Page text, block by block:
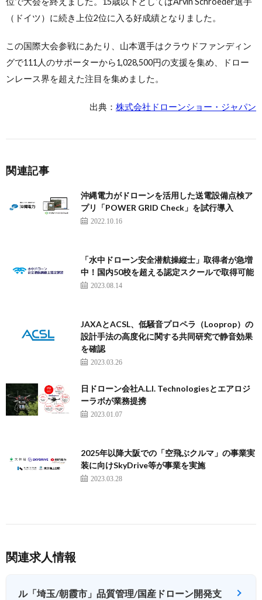
（ドイツ）に続き上位2位に入る好成績となりました。
この国際大会参戦にあたり、山本選手はクラウドファンディン
グで111人のサポーターから1,028,500円の支援を集め、ドロー
ンレース界を超えた注目を集めました。
出典： 株式会社ドローンショー・ジャパン
関連記事
沖縄電力がドローンを活用した送電設備点検ア
プリ「POWER GRID Check」を試行導入
2022.10.16
「水中ドローン安全潜航操縦士」取得者が急増
中！国内50校を超える認定スクールで取得可能
2023.08.14
JAXAとACSL、低騒音プロペラ（Looprop）の
設計手法の高度化に関する共同研究で静音効果
を確認
2023.03.26
日ドローン会社A.L.I. Technologiesとエアロジ
ーラボが業務提携
2023.01.07
2025年以降大阪での「空飛ぶクルマ」の事業実
装に向けSkyDrive等が事業を実施
2023.03.28
関連求人情報
ル「埼玉/朝霞市」品質管理/国産ドローン開発支